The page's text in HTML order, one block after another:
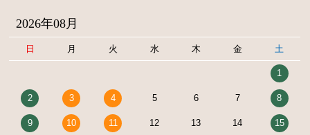
2026年08月
日 月 火 水 木 金 土
1
2 3 4 5 6 7 8
9 10 11 12 13 14 15